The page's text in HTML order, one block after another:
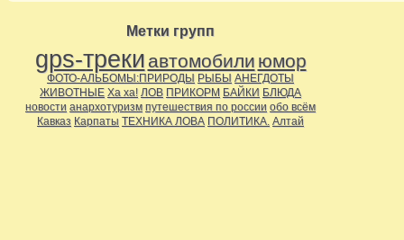
Метки групп
gps-треки автомобили юмор
ФОТО-АЛЬБОМЫ:ПРИРОДЫ РЫБЫ АНЕГДОТЫ
ЖИВОТНЫЕ Ха ха! ЛОВ ПРИКОРМ БАЙКИ БЛЮДА
новости анархотуризм путешествия по россии обо всём
Кавказ Карпаты ТЕХНИКА ЛОВА ПОЛИТИКА. Алтай